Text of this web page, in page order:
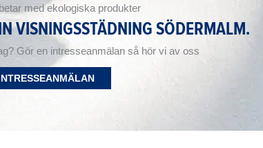
med ekologiska produkter
VISNINGSSTÄDNING SÖDERMALM.
Gör en intresseanmälan så hör vi av oss